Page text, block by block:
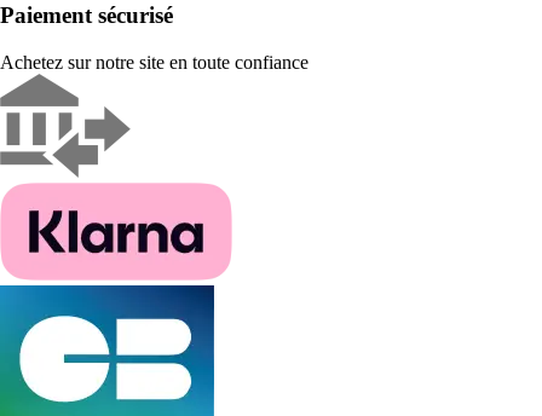
Paiement sécurisé
Achetez sur notre site en toute confiance